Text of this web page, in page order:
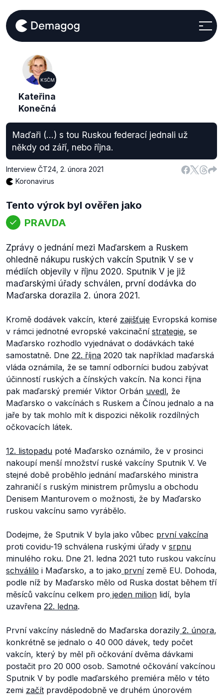
KSČM
Kateřina
Konečná
Maďaři (...) s tou Ruskou federací jednali už
někdy od září, nebo října.
Interview ČT24 2. února 2021
Koronavirus
Tento výrok byl ověřen jako
PRAVDA
Zprávy o jednání mezi Maďarskem a Ruskem
ohledně nákupu ruských vakcín Sputnik V se v
médiích objevily v říjnu 2020. Sputnik V je již
maďarskými úřady schválen, první dodávka do
Maďarska dorazila 2. února 2021.
Kromě dodávek vakcín, které zajišťuje Evropská komise
v rámci jednotné evropské vakcinační strategie, se
Maďarsko rozhodlo vyjednávat o dodávkách také
samostatně. Dne 22. října 2020 tak například maďarská
vláda oznámila, že se tamní odborníci budou zabývat
účinností ruských a čínských vakcín. Na konci října
pak maďarský premiér Viktor Orbán uvedl, že
Maďarsko o vakcínách s Ruskem a Čínou jednalo a na
jaře by tak mohlo mít k dispozici několik rozdílných
očkovacích látek.
12. listopadu poté Maďarsko oznámilo, že v prosinci
nakoupí menší množství ruské vakcíny Sputnik V. Ve
stejné době proběhlo jednání maďarského ministra
zahraničí s ruským ministrem průmyslu a obchodu
Denisem Manturovem o možnosti, že by Maďarsko
ruskou vakcínu samo vyrábělo.
Dodejme, že Sputnik V byla jako vůbec první vakcína
proti covidu-19 schválena ruskými úřady v srpnu
minulého roku. Dne 21. ledna 2021 tuto ruskou vakcínu
schválilo i Maďarsko, a to jako prvnízemě EU. Dohoda,
podle níž by Maďarsko mělo od Ruska dostat během tří
měsíců vakcínu celkem pro jeden milion lidí, byla
uzavřena 22. ledna.
První vakcíny následně do Maďarska dorazily 2. února,
konkrétně se jednalo o 40 000 dávek, tedy počet
vakcín, který by měl při očkování dvěma dávkami
postačit pro 20 000 osob. Samotné očkování vakcínou
Sputnik V by podle maďarského premiéra mělo v této
zemi začít pravděpodobně ve druhém únorovém